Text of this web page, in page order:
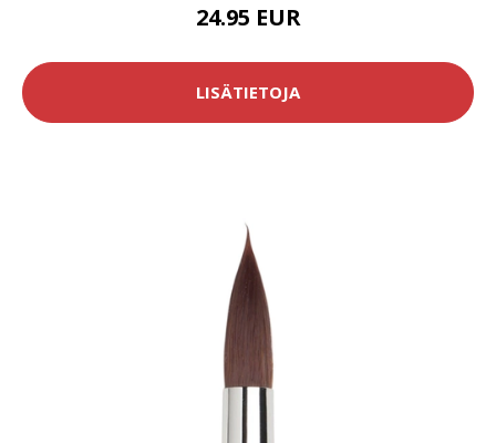
24.95 EUR
LISÄTIETOJA